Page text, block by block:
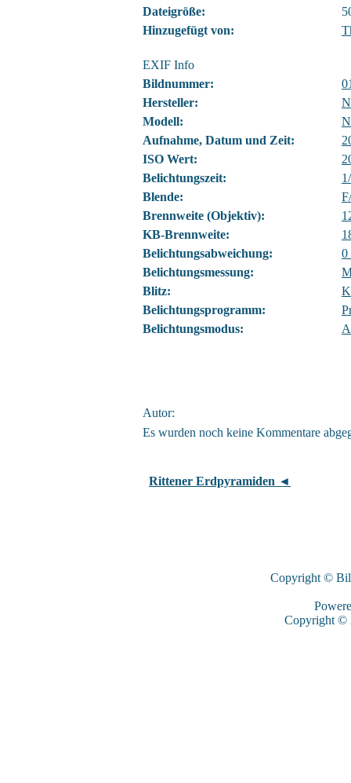
Dateigröße:
Hinzugefügt von:
EXIF Info
Bildnummer:
Hersteller:
Modell:
Aufnahme, Datum und Zeit:
ISO Wert:
Belichtungszeit:
Blende:
Brennweite (Objektiv):
KB-Brennweite:
Belichtungsabweichung:
0
Belichtungsmessung:
Blitz:
Belichtungsprogramm:
Belichtungsmodus:
Autor:
Es wurden noch keine Kommentare
Rittener Erdpyramiden ◄
Copyright ©
Copyright ©